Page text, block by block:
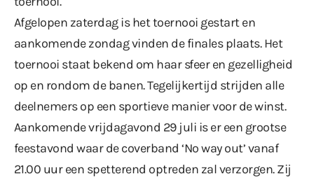
Afgelopen zaterdag is het toernooi gestart en
aankomende zondag vinden de finales plaats. Het
toernooi staat bekend om haar sfeer en gezelligheid
op en rondom de banen. Tegelijkertijd strijden alle
deelnemers op een sportieve manier voor de winst.
Aankomende vrijdagavond 29 juli is er een grootse
feestavond waar de coverband ‘No way out’ vanaf
21.00 uur een spetterend optreden zal verzorgen. Zij